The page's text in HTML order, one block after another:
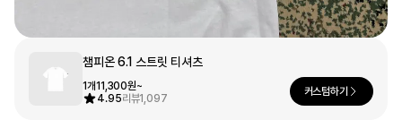
챔피온 6.1 스트릿 티셔츠
1개11,300원~
4.95리뷰1,097
커스텀하기
반려동물 핫피/로브
색상